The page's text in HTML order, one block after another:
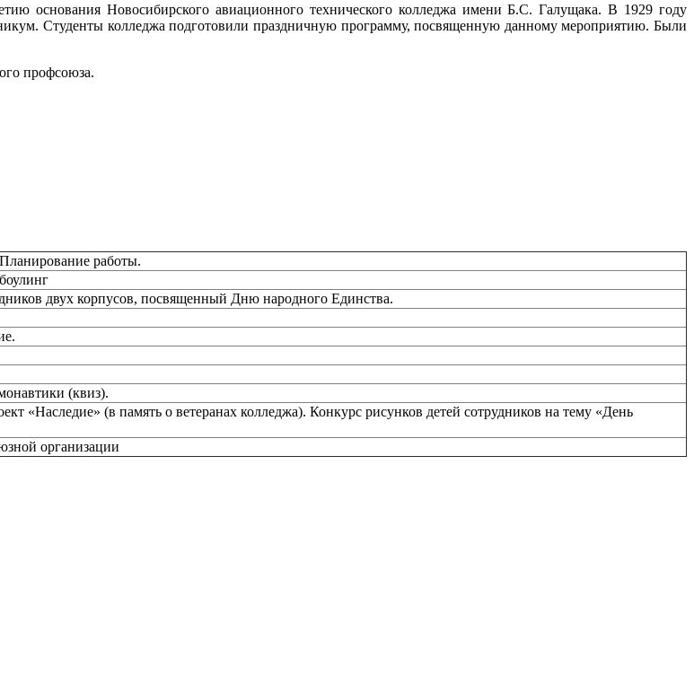
основания Новосибирского авиационного технического колледжа имени Б.С. Галущака. В 1929 году
Студенты колледжа подготовили праздничную программу, посвященную данному мероприятию. Были
профсоюза.
работы.
двух корпусов, посвященный Дню народного Единства.
(квиз).
(в память о ветеранах колледжа). Конкурс рисунков детей сотрудников на тему «День
организации